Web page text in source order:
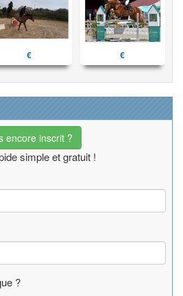
€ €
encore inscrit ?
simple et gratuit !
?